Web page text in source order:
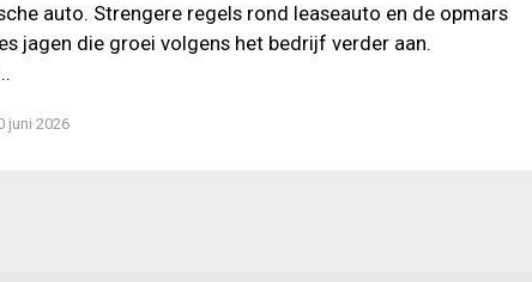
auto. Strengere regels rond leaseauto en de opmars
jagen die groei volgens het bedrijf verder aan.
juni 2026